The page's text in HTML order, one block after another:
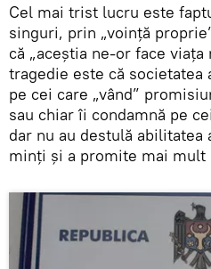
Cel mai trist lucru este
singuri, prin „voinţă
că „aceştia ne-or face viaţa
tragedie este că societatea
pe cei care „vând”
sau chiar îi condamnă pe
dar nu au destulă abilitatea
minţi şi a promite mai mult